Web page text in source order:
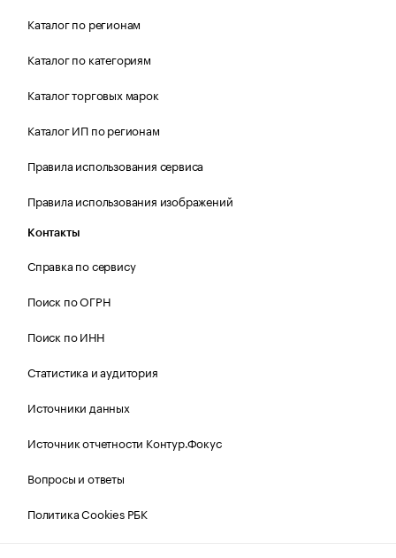
Каталог по регионам
Каталог по категориям
Каталог торговых марок
Каталог ИП по регионам
Правила использования сервиса
Правила использования изображений
Контакты
Справка по сервису
Поиск по ОГРН
Поиск по ИНН
Статистика и аудитория
Источники данных
Источник отчетности Контур.Фокус
Вопросы и ответы
Политика Cookies РБК